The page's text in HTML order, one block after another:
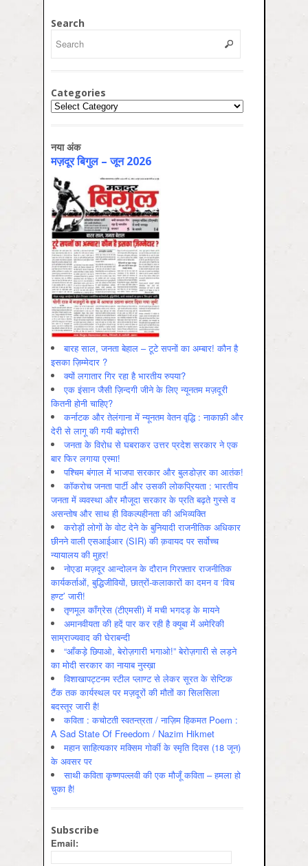
Search
Categories
Categories
नया अंक
मज़दूर बिगुल – जून 2026
बारह साल, जनता बेहाल – टूटे सपनों का अम्बार! कौन है
इसका ज़िम्मेदार ?
क्यों लगातार गिर रहा है भारतीय रुपया?
एक इंसान जैसी ज़िन्दगी जीने के लिए न्यूनतम मज़दूरी
कितनी होनी चाहिए?
कर्नाटक और तेलंगाना में न्यूनतम वेतन वृद्धि : नाकाफ़ी और
देरी से लागू की गयी बढ़ोत्तरी
जनता के विरोध से घबराकर उत्तर प्रदेश सरकार ने एक
बार फिर लगाया एस्मा!
पश्चिम बंगाल में भाजपा सरकार और बुलडोज़र का आतंक!
कॉकरोच जनता पार्टी और उसकी लोकप्रियता : भारतीय
जनता में व्‍यवस्‍था और मौजूदा सरकार के प्रति बढ़ते गुस्‍से व
असन्‍तोष और साथ ही विकल्‍पहीनता की अभिव्‍यक्ति
करोड़ों लोगों के वोट देने के बुनियादी राजनीतिक अधिकार
छीनने वाली एसआईआर (SIR) की क़वायद पर सर्वोच्च
न्यायालय की मुहर!
नोएडा मज़दूर आन्दोलन के दौरान गिरफ़्तार राजनीतिक
कार्यकर्ताओं, बुद्धिजीवियों, छात्रों-कलाकारों का दमन व ‘विच
हण्ट’ जारी!
तृणमूल काँग्रेस (टीएमसी) में मची भगदड़ के मायने
अमानवीयता की हदें पार कर रही है क्यूबा में अमेरिकी
साम्राज्यवाद की घेराबन्दी
“आँकड़े छिपाओ, बेरोज़गारी भगाओ!” बेरोज़गारी से लड़ने
का मोदी सरकार का नायाब नुस्ख़ा
विशाखापट्टनम स्टील प्लाण्ट से लेकर सूरत के सेप्टिक
टैंक तक कार्यस्थल पर मज़दूरों की मौतों का सिलसिला
बदस्तूर जारी है!
कविता : कचोटती स्वतन्त्रता / नाज़िम हिकमत Poem :
A Sad State Of Freedom / Nazim Hikmet
महान साहित्यकार मक्सिम गोर्की के स्मृति दिवस (18 जून)
के अवसर पर
साथी कविता कृष्णपल्लवी की एक मौजूँ कविता – हमला हो
चुका है!
Subscribe
Email: